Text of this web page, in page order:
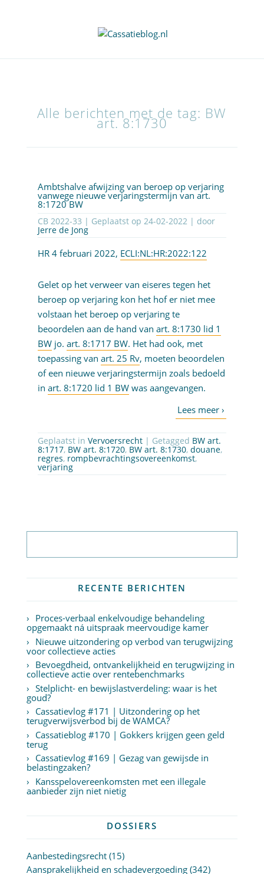
Alle berichten met de tag: BW
art. 8:1730
Ambtshalve afwijzing van beroep op verjaring
vanwege nieuwe verjaringstermijn van art.
8:1720 BW
CB 2022-33 | Geplaatst op 24-02-2022| door
Jerre de Jong
HR 4 februari 2022, ECLI:NL:HR:2022:122
Gelet op het verweer van eiseres tegen het
beroep op verjaring kon het hof er niet mee
volstaan het beroep op verjaring te
beoordelen aan de hand van art. 8:1730 lid 1
BWjo. art. 8:1717 BW. Het had ook, met
toepassing van art. 25 Rv, moeten beoordelen
of een nieuwe verjaringstermijn zoals bedoeld
in art. 8:1720 lid 1 BWwas aangevangen.
Geplaatst in Vervoersrecht | Getagged BW art.
8:1717, BW art. 8:1720, BW art. 8:1730, douane,
regres, rompbevrachtingsovereenkomst,
verjaring
RECENTE BERICHTEN
Proces-verbaal enkelvoudige behandeling
opgemaakt ná uitspraak meervoudige kamer
Nieuwe uitzondering op verbod van terugwijzing
voor collectieve acties
Bevoegdheid, ontvankelijkheid en terugwijzing in
collectieve actie over rentebenchmarks
Stelplicht- en bewijslastverdeling: waar is het
goud?
Cassatievlog #171 | Uitzondering op het
terugverwijsverbod bij de WAMCA?
Cassatieblog #170 | Gokkers krijgen geen geld
terug
Cassatievlog #169 | Gezag van gewijsde in
belastingzaken?
Kansspelovereenkomsten met een illegale
aanbieder zijn niet nietig
DOSSIERS
Aanbestedingsrecht(15)
Aansprakelijkheid en schadevergoeding(342)